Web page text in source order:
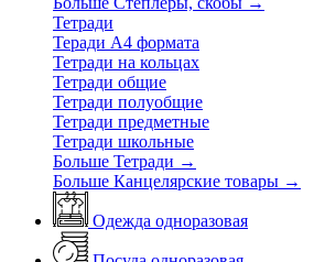
Тетради
Теради А4 формата
Тетради на кольцах
Тетради общие
Тетради полуобщие
Тетради предметные
Тетради школьные
Больше Тетради →
Больше Канцелярские товары →
Одежда одноразовая